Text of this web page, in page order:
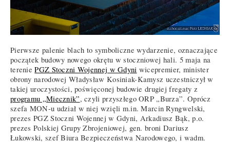
Pierwsze palenie blach to symboliczne wydarzenie, oznaczające
początek budowy nowego okrętu w stoczniowej hali. 5 maja na
tereniePGZ Stoczni Wojennej w Gdyni wicepremier, minister
obrony narodowej Władysław Kosiniak-Kamysz uczestniczył w
takiej uroczystości, poświęconej budowie drugiej fregaty z
programu „Miecznik”, czyli przyszłego ORP „Burza”. Oprócz
szefa MON-u udział w niej wzięli m.in. Marcin Ryngwelski,
prezes PGZ Stoczni Wojennej w Gdyni, Arkadiusz Bąk, p.o.
prezes Polskiej Grupy Zbrojeniowej, gen. broni Dariusz
Łukowski, szef Biura Bezpieczeństwa Narodowego, i wadm.